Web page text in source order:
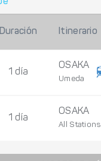
Duración Itinerario
1 día
OSAKA
Umeda
1 día
OSAKA
All Stations